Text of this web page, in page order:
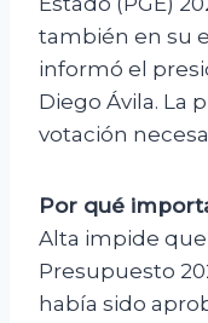
también en su
informó el
Diego Ávila. La
votación
Por qué
Alta impide
Presupuesto
había sido